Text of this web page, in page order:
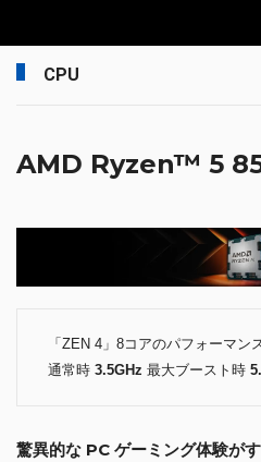
CPU
AMD Ryzen™ 5
「ZEN 4」8コアのパフォーマン
通常時 3.5GHz 最大ブースト時
驚異的な PC ゲーミング体験が